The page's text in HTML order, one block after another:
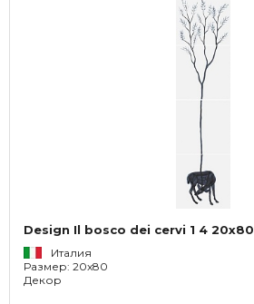
Design Il bosco dei cervi 1 4 20x80
Италия
Размер: 20x80
Декор